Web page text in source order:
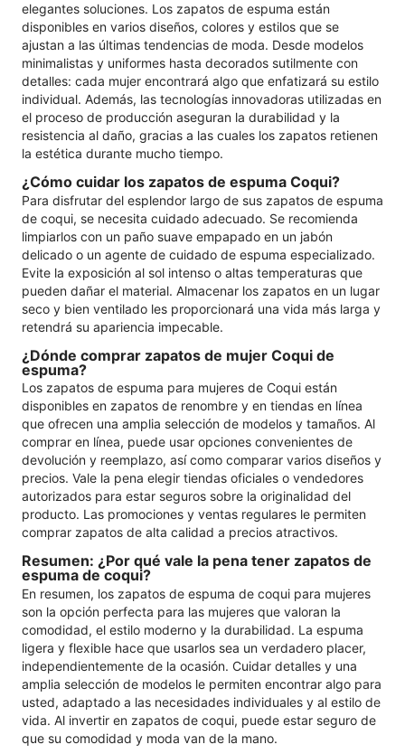
elegantes soluciones. Los zapatos de espuma están
disponibles en varios diseños, colores y estilos que se
ajustan a las últimas tendencias de moda. Desde modelos
minimalistas y uniformes hasta decorados sutilmente con
detalles: cada mujer encontrará algo que enfatizará su estilo
individual. Además, las tecnologías innovadoras utilizadas en
el proceso de producción aseguran la durabilidad y la
resistencia al daño, gracias a las cuales los zapatos retienen
la estética durante mucho tiempo.
¿Cómo cuidar los zapatos de espuma Coqui?
Para disfrutar del esplendor largo de sus zapatos de espuma
de coqui, se necesita cuidado adecuado. Se recomienda
limpiarlos con un paño suave empapado en un jabón
delicado o un agente de cuidado de espuma especializado.
Evite la exposición al sol intenso o altas temperaturas que
pueden dañar el material. Almacenar los zapatos en un lugar
seco y bien ventilado les proporcionará una vida más larga y
retendrá su apariencia impecable.
¿Dónde comprar zapatos de mujer Coqui de
espuma?
Los zapatos de espuma para mujeres de Coqui están
disponibles en zapatos de renombre y en tiendas en línea
que ofrecen una amplia selección de modelos y tamaños. Al
comprar en línea, puede usar opciones convenientes de
devolución y reemplazo, así como comparar varios diseños y
precios. Vale la pena elegir tiendas oficiales o vendedores
autorizados para estar seguros sobre la originalidad del
producto. Las promociones y ventas regulares le permiten
comprar zapatos de alta calidad a precios atractivos.
Resumen: ¿Por qué vale la pena tener zapatos de
espuma de coqui?
En resumen, los zapatos de espuma de coqui para mujeres
son la opción perfecta para las mujeres que valoran la
comodidad, el estilo moderno y la durabilidad. La espuma
ligera y flexible hace que usarlos sea un verdadero placer,
independientemente de la ocasión. Cuidar detalles y una
amplia selección de modelos le permiten encontrar algo para
usted, adaptado a las necesidades individuales y al estilo de
vida. Al invertir en zapatos de coqui, puede estar seguro de
que su comodidad y moda van de la mano.